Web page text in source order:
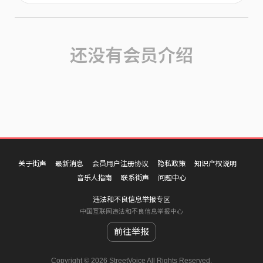
还没有会员介绍
关于街声 最新消息 会员用户注册协议 隐私政策
知识产权说明
音乐人指南
联系街声 问题中心
违法和不良信息举报专区
中国互联网违法和不良信息举报中心
前往举报
Copyright © 2026 StreetVoice All Rights Reserved.